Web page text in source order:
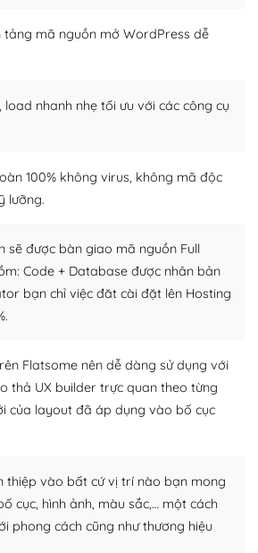
tự sửa đổi. Nếu không bạn có thể
Internet hoặc nhờ chuyên gia.
đồng lớn, sẵn sàng hỗ trợ
duyệt bởi các nhân viên và những
bạn có thể lên mạng và tìm
WordPress, họ sẽ giúp bạn trả
bạn.
WordPress sẵn sàng hỗ trợ bạn
themes
phần cài đặt thêm vào
thêm các tính năng cần thiết. Có
miễn phí.
đông đảo, thư viện themes và
rất phong phú. Bạn có thể thỏa
và themes phù hợp cho mục đích
mã nguồn mở WordPress dễ
load nhanh nhẹ tối ưu với các công cụ
100% không virus, không mã độc
lưỡng.
sẽ được bàn giao mã nguồn Full
Code + Database được nhân bản
bạn chỉ việc đăt cài đặt lên Hosting
Flatsome nên dễ dàng sử dụng với
thả UX builder trực quan theo từng
của layout đã áp dụng vào bố cục
thiệp vào bất cứ vị trí nào bạn mong
cục, hình ảnh, màu sắc,… một cách
phong cách cũng như thương hiệu